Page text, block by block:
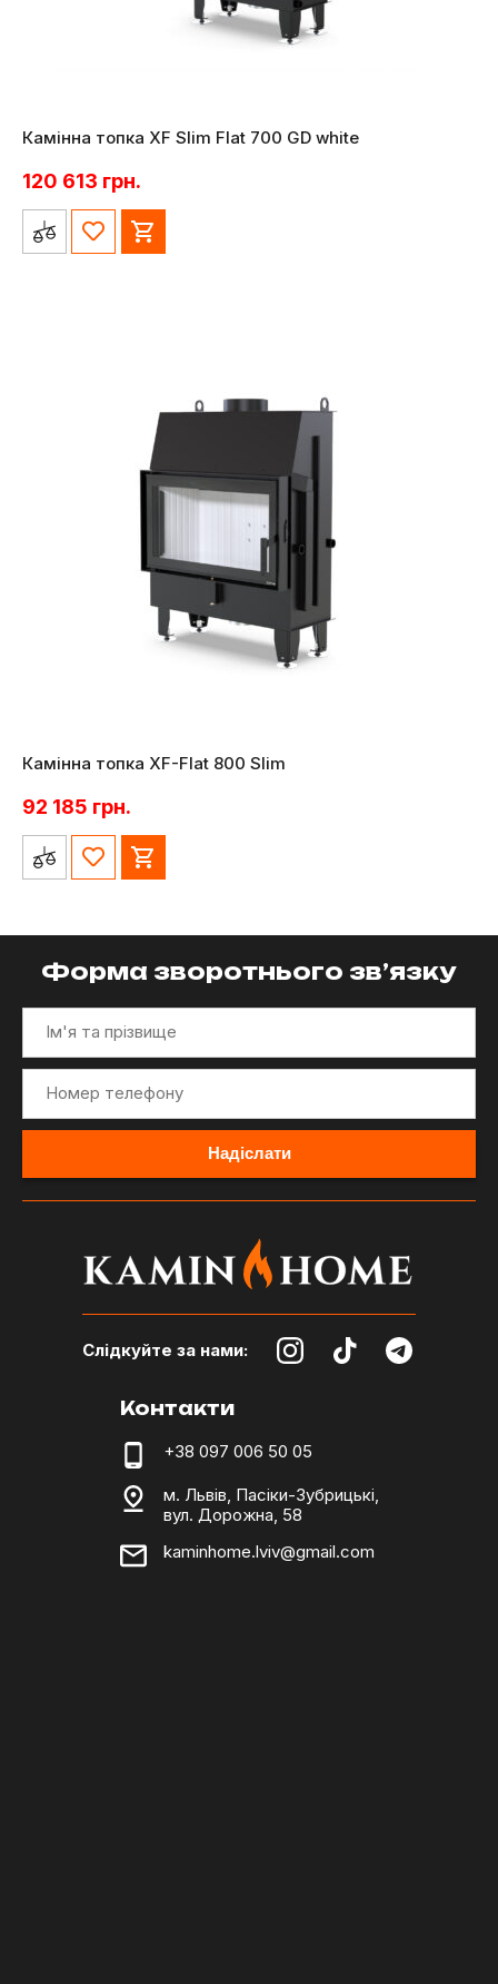
Камінна топка XF Slim Flat 700 GD white
120 613 грн.
Камінна топка XF-Flat 800 Slim
92 185 грн.
Форма зворотнього зв’язку
Слідкуйте за нами:
Контакти
+38 097 006 50 05
м. Львів, Пасіки-Зубрицькі,
вул. Дорожна, 58
kaminhome.lviv@gmail.com